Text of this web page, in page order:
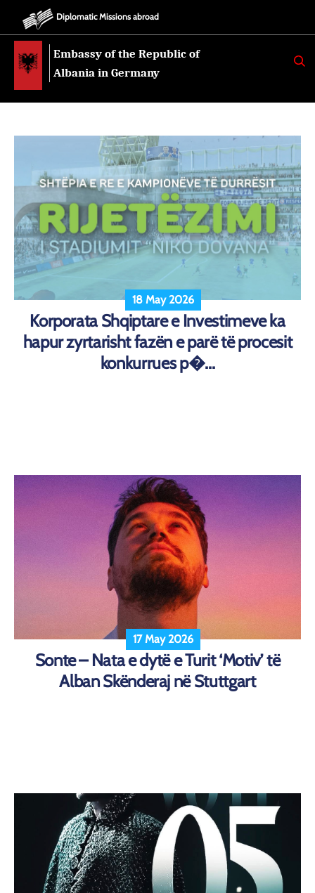
Diplomatic Missions abroad
Embassy of the Republic of
Albania in Germany
K
E
18 May 2026
Korporata Shqiptare e Investimeve ka
hapur zyrtarisht fazën e parë të procesit
konkurrues p�...
17 May 2026
Sonte – Nata e dytë e Turit ‘Motiv’ të
Alban Skënderaj në Stuttgart